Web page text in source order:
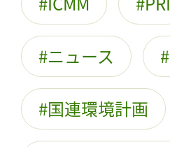
ニュース
国連環境計画